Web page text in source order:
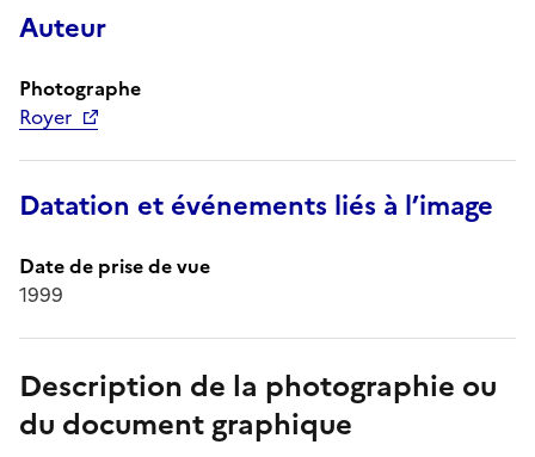
Auteur
Photographe
Royer
Datation et événements liés à l’image
Date de prise de vue
1999
Description de la photographie ou
du document graphique